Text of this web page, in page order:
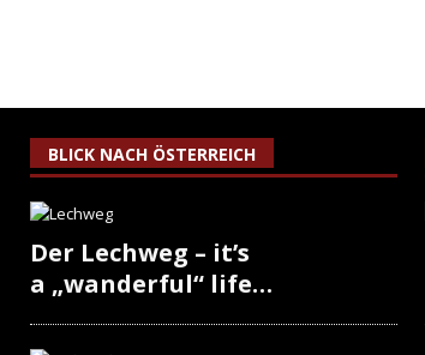
BLICK NACH ÖSTERREICH
Der Lechweg – it’s
a „wanderful“ life…